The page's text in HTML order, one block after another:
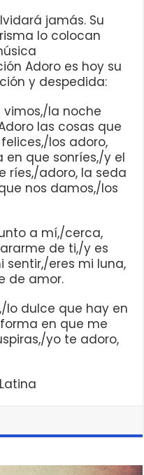
jamás. Su
lo colocan
Adoro es hoy su
y despedida:
vimos,/la noche
las cosas que
los adoro,
que sonríes,/y el
ríes,/adoro, la seda
nos damos,/los
a mí,/cerca,
de ti,/y es
sentir,/eres mi luna,
de amor.
lo dulce que hay en
en que me
yo te adoro,